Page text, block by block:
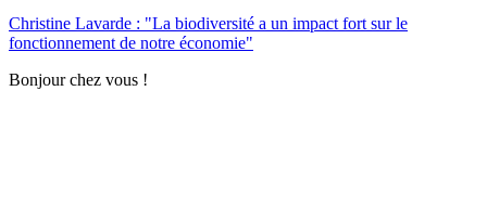
Christine Lavarde : "La biodiversité a un impact fort sur le
fonctionnement de notre économie"
Bonjour chez vous !